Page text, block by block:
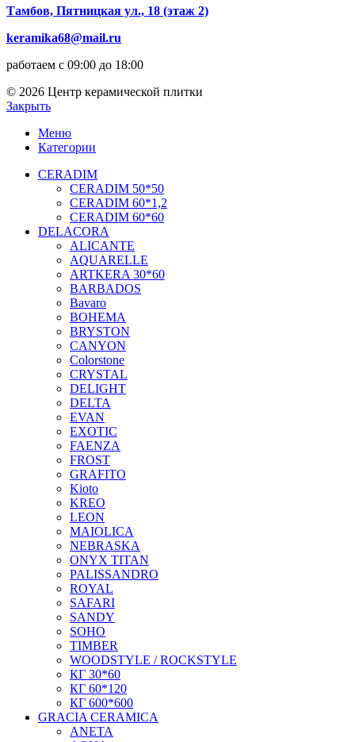
Тамбов, Пятницкая ул., 18 (этаж 2)
keramika68@mail.ru
работаем с 09:00 до 18:00
© 2026 Центр керамической плитки
Закрыть
Меню
Категории
CERADIM
CERADIM 50*50
CERADIM 60*1,2
CERADIM 60*60
DELACORA
ALICANTE
AQUARELLE
ARTKERA 30*60
BARBADOS
Bavaro
BOHEMA
BRYSTON
CANYON
Colorstone
CRYSTAL
DELIGHT
DELTA
EVAN
EXOTIC
FAENZA
FROST
GRAFITO
Kioto
KREO
LEON
MAIOLICA
NEBRASKA
ONYX TITAN
PALISSANDRO
ROYAL
SAFARI
SANDY
SOHO
TIMBER
WOODSTYLE / ROCKSTYLE
КГ 30*60
КГ 60*120
КГ 600*600
GRACIA CERAMICA
ANETA